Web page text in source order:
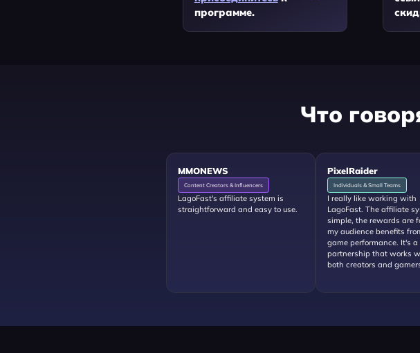
программе.
Что
MMONEWS
Content Creators & Influencers
LagoFast's affiliate system is
straightforward and easy to use.
PixelRaider
Individuals & Small Teams
I really like working with
LagoFast. The affiliate
simple, the rewards are
my audience benefits
game performance. It's a
partnership that works
both creators and